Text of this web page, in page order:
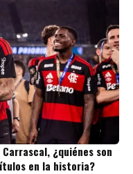
¿quiénes son
en la historia?